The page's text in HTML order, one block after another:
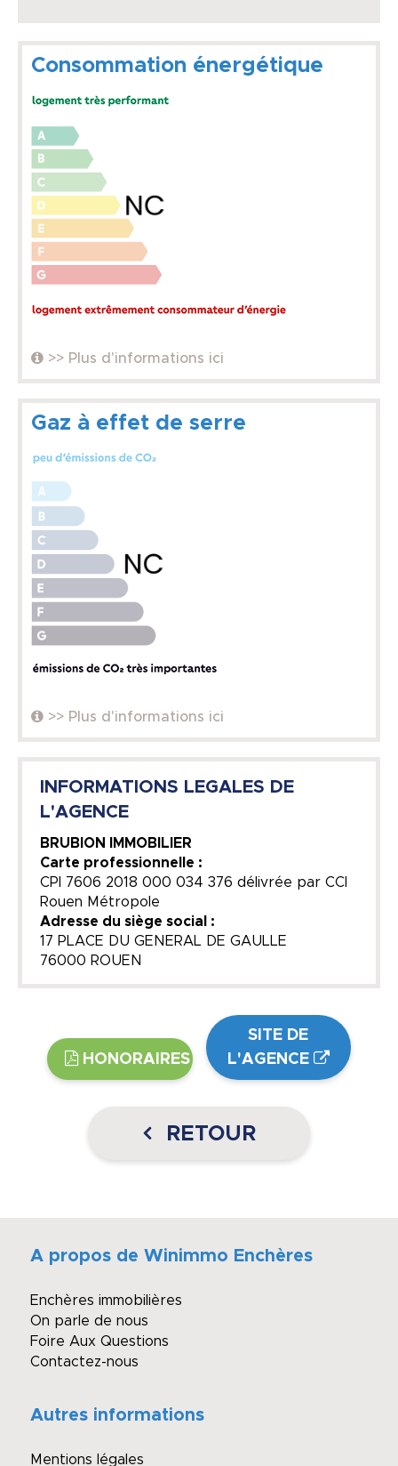
Consommation énergétique
>> Plus d'informations ici
Gaz à effet de serre
>> Plus d'informations ici
INFORMATIONS LEGALES DE
L'AGENCE
BRUBION IMMOBILIER
Carte professionnelle :
CPI 7606 2018 000 034 376 délivrée par CCI
Rouen Métropole
Adresse du siège social :
17 PLACE DU GENERAL DE GAULLE
76000 ROUEN
HONORAIRES
SITE DE
L'AGENCE
RETOUR
A propos de Winimmo Enchères
Enchères immobilières
On parle de nous
Foire Aux Questions
Contactez-nous
Autres informations
Mentions légales